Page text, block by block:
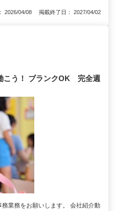
2026/04/08 掲載終了日： 2027/04/02
こう！ ブランクOK 完全週
業務をお願いします。 会社紹介動